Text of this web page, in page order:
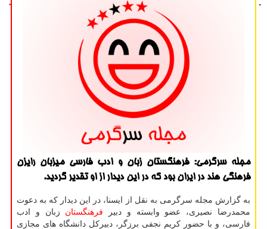
مجله سرگرمی: فرهنگستان زبان و ادب فارسی میزبان رایزن
فرهنگی هند در ایران بود که در این دیدار از او تقدیر گردید.
به گزارش مجله سرگرمی به نقل از ایسنا، در این دیدار که به دعوت
محمدرضا نصیری، عضو وابسته و دبیر فرهنگستان زبان و ادب
فارسی، و با حضور کریم نجفی برزگر، دبیرکل دانشگاه های مجازی